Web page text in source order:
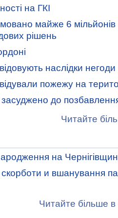
на ГКІ
майже 6 мільйонів
рішень
наслідки негоди
пожежу на
засуджено до
Читайте
на
и вшанування
Читайте більше в